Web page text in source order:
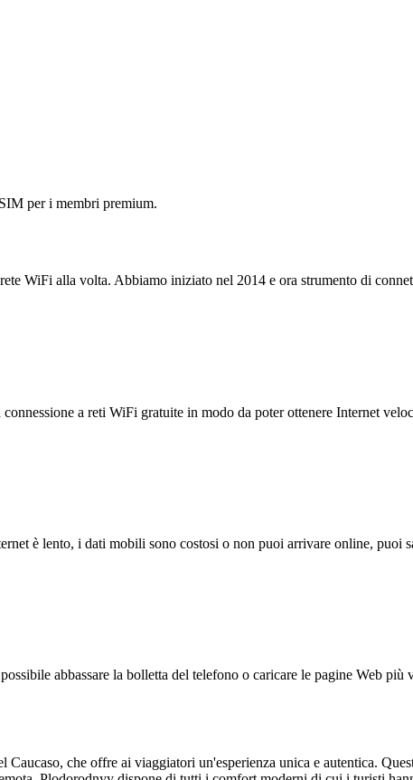
per i membri premium.
WiFi alla volta. Abbiamo iniziato nel 2014 e ora strumento di
a reti WiFi gratuite in modo da poter ottenere Internet
è lento, i dati mobili sono costosi o non puoi arrivare online,
abbassare la bolletta del telefono o caricare le pagine Web
che offre ai viaggiatori un'esperienza unica e autentica.